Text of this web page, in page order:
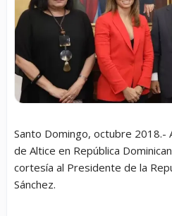
Santo Domingo, octubre 2018.-
de Altice en República
cortesía al Presidente de la
Sánchez.